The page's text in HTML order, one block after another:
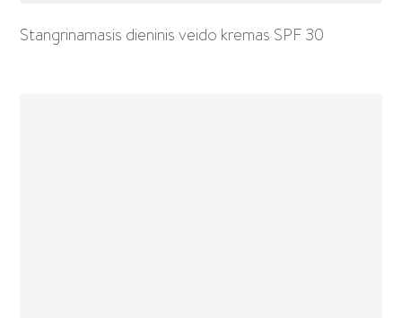
Stangrinamasis dieninis veido kremas SPF 30